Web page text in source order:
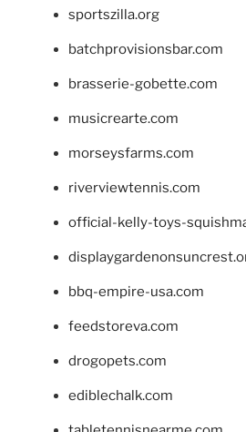
sportszilla.org
batchprovisionsbar.com
brasserie-gobette.com
musicrearte.com
morseysfarms.com
riverviewtennis.com
official-kelly-toys-
bbq-empire-usa.com
feedstoreva.com
drogopets.com
ediblechalk.com